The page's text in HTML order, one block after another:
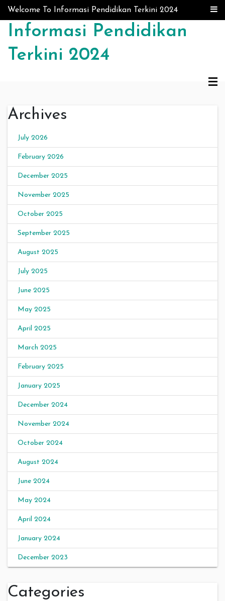
Skip to content
Welcome To Informasi Pendidikan Terkini 2024
Informasi Pendidikan
Terkini 2024
Archives
July 2026
February 2026
December 2025
November 2025
October 2025
September 2025
August 2025
July 2025
June 2025
May 2025
April 2025
March 2025
February 2025
January 2025
December 2024
November 2024
October 2024
August 2024
June 2024
May 2024
April 2024
January 2024
December 2023
Categories